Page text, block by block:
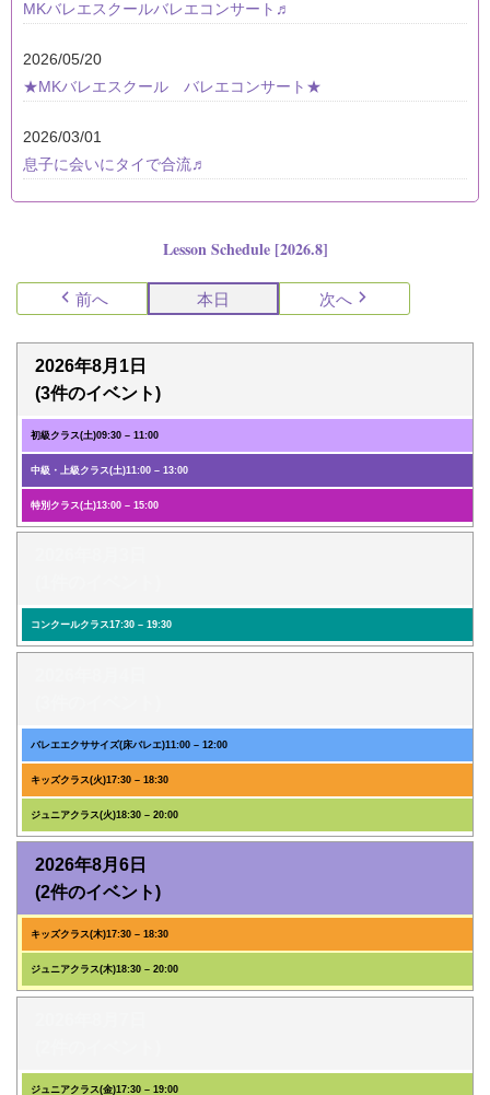
MKバレエスクールバレエコンサート♬
2026/05/20
★MKバレエスクール バレエコンサート★
2026/03/01
息子に会いにタイで合流♬
Lesson Schedule [2026.8]
前へ 本日 次へ
2026年8月1日
(3件のイベント)
初級クラス(土)09:30 – 11:00
中級・上級クラス(土)11:00 – 13:00
特別クラス(土)13:00 – 15:00
コンクールクラス17:30 – 19:30
バレエエクササイズ(床バレエ)11:00 – 12:00
キッズクラス(火)17:30 – 18:30
ジュニアクラス(火)18:30 – 20:00
2026年8月6日
(2件のイベント)
キッズクラス(木)17:30 – 18:30
ジュニアクラス(木)18:30 – 20:00
ジュニアクラス(金)17:30 – 19:00